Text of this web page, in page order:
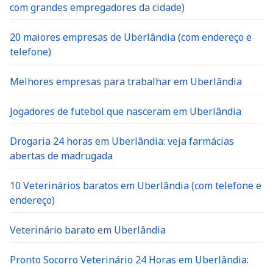
com grandes empregadores da cidade)
20 maiores empresas de Uberlândia (com endereço e
telefone)
Melhores empresas para trabalhar em Uberlândia
Jogadores de futebol que nasceram em Uberlândia
Drogaria 24 horas em Uberlândia: veja farmácias
abertas de madrugada
10 Veterinários baratos em Uberlândia (com telefone e
endereço)
Veterinário barato em Uberlândia
Pronto Socorro Veterinário 24 Horas em Uberlândia: